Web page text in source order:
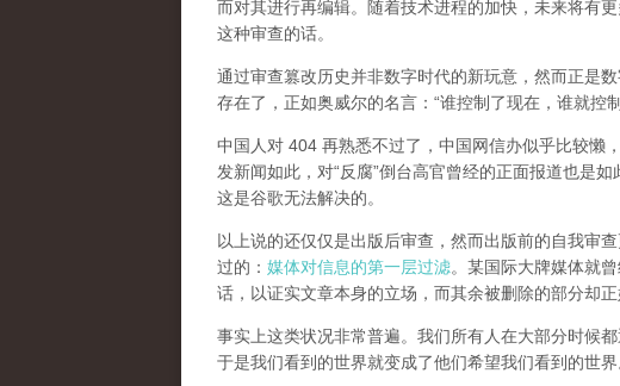
而对其进行再编辑。随着技术进程的加快，未来将有
这种审查的话。
通过审查篡改历史并非数字时代的新玩意，然而正是
存在了，正如奥威尔的名言：“谁控制了现在，谁就控
中国人对 404 再熟悉不过了，中国网信办似乎比较懒
发新闻如此，对“反腐”倒台高官曾经的正面报道也是
这是谷歌无法解决的。
以上说的还仅仅是出版后审查，然而出版前的自我审
过的： 媒体对信息的第一层过滤。某国际大牌媒体就
话，以证实文章本身的立场，而其余被删除的部分却正
事实上这类状况非常普遍。我们所有人在大部分时候
于是我们看到的世界就变成了他们希望我们看到的世界